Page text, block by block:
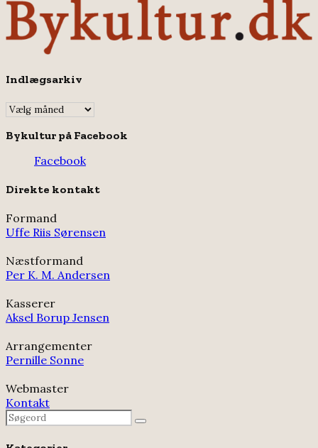
Indlægsarkiv
Indlægsarkiv
Bykultur på Facebook
Facebook
Direkte kontakt
Formand
Uffe Riis Sørensen
Næstformand
Per K. M. Andersen
Kasserer
Aksel Borup Jensen
Arrangementer
Pernille Sonne
Webmaster
Kontakt
Search
for:
Search